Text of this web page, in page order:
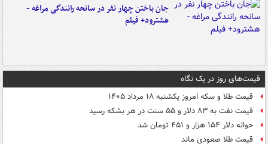
جان باختن چهار نفر در سانحه رانندگی مراغه -
هشترود+ فیلم
قیمت‌های روز در یک نگاه
قیمت طلا و سکه امروز یکشنبه ۱۸ مرداد ۱۴۰۵
قیمت نفت به ۸۳ دلار و ۵۵ سنت در هر بشکه رسید
حواله دلار ۱۵۴ هزار و ۴۵۱ تومان شد
قیمت طلا صعودی ماند